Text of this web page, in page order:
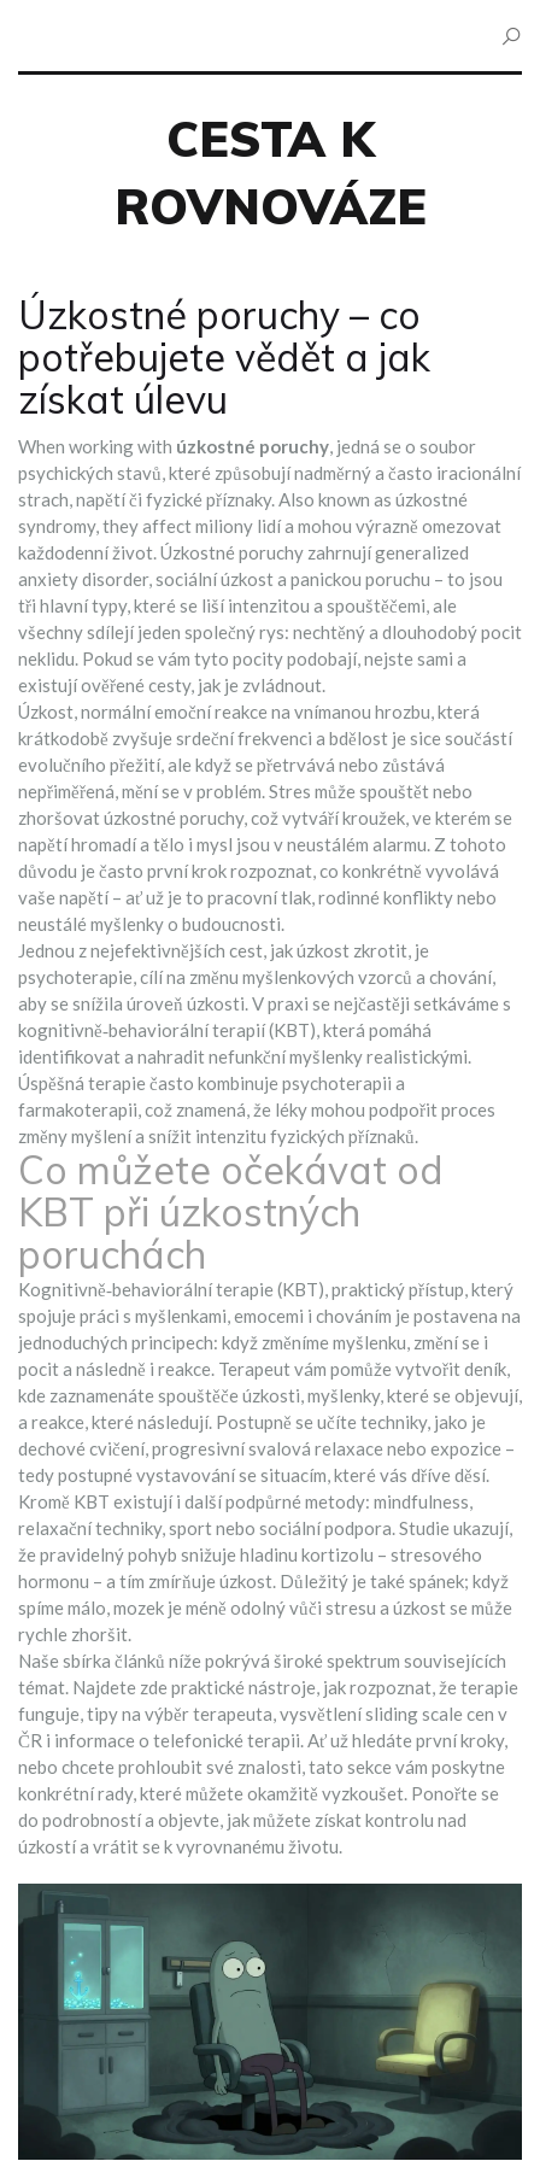
CESTA K
ROVNOVÁZE
Úzkostné poruchy – co
potřebujete vědět a jak
získat úlevu
When working with úzkostné poruchy, jedná se o soubor
psychických stavů, které způsobují nadměrný a často iracionální
strach, napětí či fyzické příznaky. Also known as úzkostné
syndromy, they affect miliony lidí a mohou výrazně omezovat
každodenní život.Úzkostné poruchy zahrnují generalized
anxiety disorder, sociální úzkost a panickou poruchu – to jsou
tři hlavní typy, které se liší intenzitou a spouštěčemi, ale
všechny sdílejí jeden společný rys: nechtěný a dlouhodobý pocit
neklidu. Pokud se vám tyto pocity podobají, nejste sami a
existují ověřené cesty, jak je zvládnout.
Úzkost,normální emoční reakce na vnímanou hrozbu, která
krátkodobě zvyšuje srdeční frekvenci a bdělost je sice součástí
evolučního přežití, ale když se přetrvává nebo zůstává
nepřiměřená, mění se v problém. Stres může spouštět nebo
zhoršovat úzkostné poruchy, což vytváří kroužek, ve kterém se
napětí hromadí a tělo i mysl jsou v neustálém alarmu. Z tohoto
důvodu je často první krok rozpoznat, co konkrétně vyvolává
vaše napětí – ať už je to pracovní tlak, rodinné konflikty nebo
neustálé myšlenky o budoucnosti.
Jednou z nejefektivnějších cest, jak úzkost zkrotit, je
psychoterapie,cílí na změnu myšlenkových vzorců a chování,
aby se snížila úroveň úzkosti. V praxi se nejčastěji setkáváme s
kognitivně‑behaviorální terapií (KBT), která pomáhá
identifikovat a nahradit nefunkční myšlenky realistickými.
Úspěšná terapie často kombinuje psychoterapii a
farmakoterapii, což znamená, že léky mohou podpořit proces
změny myšlení a snížit intenzitu fyzických příznaků.
Co můžete očekávat od
KBT při úzkostných
poruchách
Kognitivně‑behaviorální terapie (KBT),praktický přístup, který
spojuje práci s myšlenkami, emocemi i chováním je postavena na
jednoduchých principech: když změníme myšlenku, změní se i
pocit a následně i reakce. Terapeut vám pomůže vytvořit deník,
kde zaznamenáte spouštěče úzkosti, myšlenky, které se objevují,
a reakce, které následují. Postupně se učíte techniky, jako je
dechové cvičení, progresivní svalová relaxace nebo expozice –
tedy postupné vystavování se situacím, které vás dříve děsí.
Kromě KBT existují i další podpůrné metody: mindfulness,
relaxační techniky, sport nebo sociální podpora. Studie ukazují,
že pravidelný pohyb snižuje hladinu kortizolu – stresového
hormonu – a tím zmírňuje úzkost. Důležitý je také spánek; když
spíme málo, mozek je méně odolný vůči stresu a úzkost se může
rychle zhoršit.
Naše sbírka článků níže pokrývá široké spektrum souvisejících
témat. Najdete zde praktické nástroje, jak rozpoznat, že terapie
funguje, tipy na výběr terapeuta, vysvětlení sliding scale cen v
ČR i informace o telefonické terapii. Ať už hledáte první kroky,
nebo chcete prohloubit své znalosti, tato sekce vám poskytne
konkrétní rady, které můžete okamžitě vyzkoušet. Ponořte se
do podrobností a objevte, jak můžete získat kontrolu nad
úzkostí a vrátit se k vyrovnanému životu.